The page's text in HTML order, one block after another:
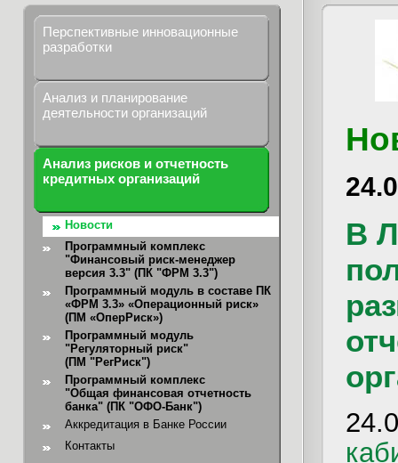
Перспективные инновационные
разработки
Анализ и планирование
деятельности организаций
Анализ рисков и отчетность
кредитных организаций
Новости
Программный комплекс
"Финансовый риск-менеджер
версия 3.3" (ПК "ФРМ 3.3")
Программный модуль в составе ПК
«ФРМ 3.3» «Операционный риск»
(ПМ «ОперРиск»)
Программный модуль
"Регуляторный риск"
(ПМ "РегРиск")
Программный комплекс
"Общая финансовая отчетность
банка" (ПК "ОФО-Банк")
Аккредитация в Банке России
Контакты
В